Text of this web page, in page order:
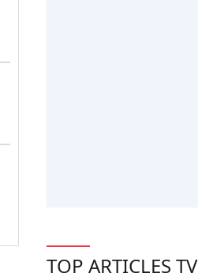
TOP ARTICLES TV